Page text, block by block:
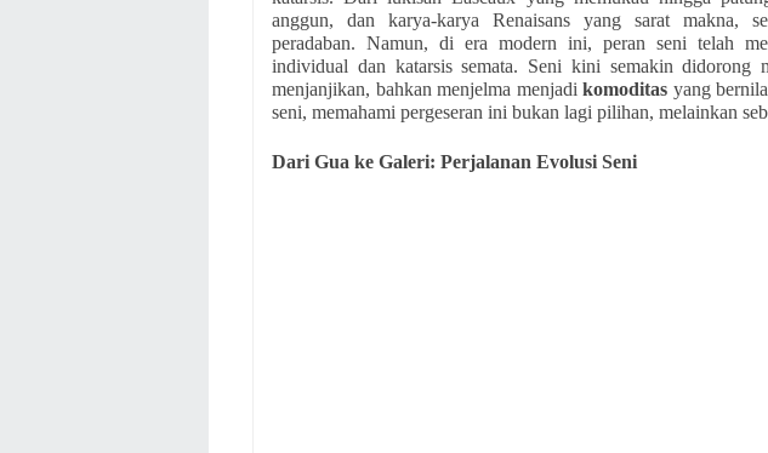
anggun, dan karya-karya Renaisans yang sarat makna,
peradaban. Namun, di era modern ini, peran seni telah
individual dan katarsis semata. Seni kini semakin didorong
menjanjikan, bahkan menjelma menjadikomoditas yang
seni, memahami pergeseran ini bukan lagi pilihan, melainkan
Dari Gua ke Galeri: Perjalanan Evolusi Seni